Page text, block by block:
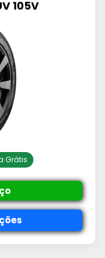
105V
Grátis